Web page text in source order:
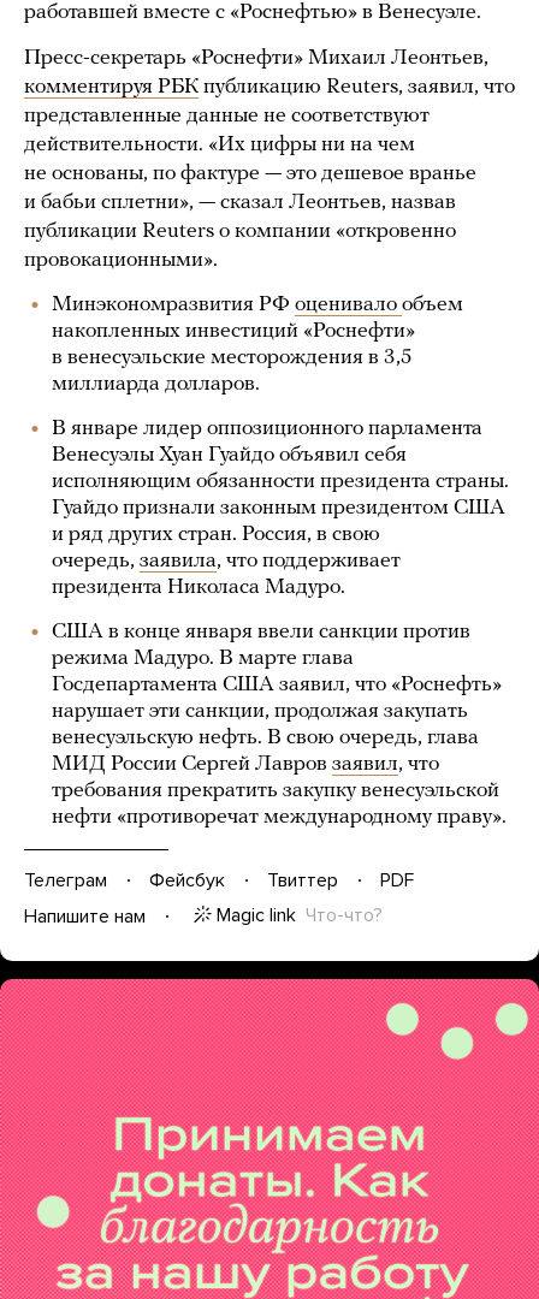
работавшей вместе с «Роснефтью» в Венесуэле.
Пресс-секретарь «Роснефти» Михаил Леонтьев,
комментируя РБК публикацию Reuters, заявил, что
представленные данные не соответствуют
действительности. «Их цифры ни на чем
не основаны, по фактуре — это дешевое вранье
и бабьи сплетни», — сказал Леонтьев, назвав
публикации Reuters о компании «откровенно
провокационными».
Минэкономразвития РФ оценивало объем
накопленных инвестиций «Роснефти»
в венесуэльские месторождения в 3,5
миллиарда долларов.
В январе лидер оппозиционного парламента
Венесуэлы Хуан Гуайдо объявил себя
исполняющим обязанности президента страны.
Гуайдо признали законным президентом США
и ряд других стран. Россия, в свою
очередь, заявила, что поддерживает
президента Николаса Мадуро.
США в конце января ввели санкции против
режима Мадуро. В марте глава
Госдепартамента США заявил, что «Роснефть»
нарушает эти санкции, продолжая закупать
венесуэльскую нефть. В свою очередь, глава
МИД России Сергей Лавров заявил, что
требования прекратить закупку венесуэльской
нефти «противоречат международному праву».
Телеграм Фейсбук Твиттер
PDF
Напишите нам
Magic link Что-что?